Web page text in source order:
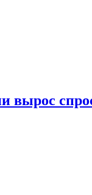
вырос